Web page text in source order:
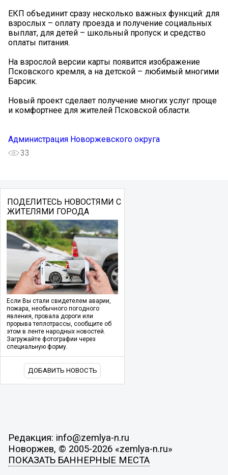
ЕКП объединит сразу несколько важных функций: для
взрослых – оплату проезда и получение социальных
выплат, для детей – школьный пропуск и средство
оплаты питания.
На взрослой версии карты появится изображение
Псковского кремля, а на детской – любимый многими
Барсик.
Новый проект сделает получение многих услуг проще
и комфортнее для жителей Псковской области.
Администрация Новоржевского округа
33
ПОДЕЛИТЕСЬ НОВОСТЯМИ С
ЖИТЕЛЯМИ ГОРОДА
Если Вы стали свидетелем аварии,
пожара, необычного погодного
явления, провала дороги или
прорыва теплотрассы, сообщите об
этом в ленте народных новостей.
Загружайте фотографии через
специальную форму.
ДОБАВИТЬ НОВОСТЬ
Редакция: info@zemlya-n.ru
Новоржев, © 2005-2026 «zemlya-n.ru»
ПОКАЗАТЬ БАННЕРНЫЕ МЕСТА